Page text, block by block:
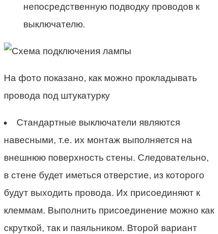
непосредственную подводку проводов к
выключателю.
На фото показано, как можно прокладывать
провода под штукатурку
Стандартные выключатели являются
навесными, т.е. их монтаж выполняется на
внешнюю поверхность стены. Следовательно,
в стене будет иметься отверстие, из которого
будут выходить провода. Их присоединяют к
клеммам. Выполнить присоединение можно как
скруткой, так и паяльником. Второй вариант